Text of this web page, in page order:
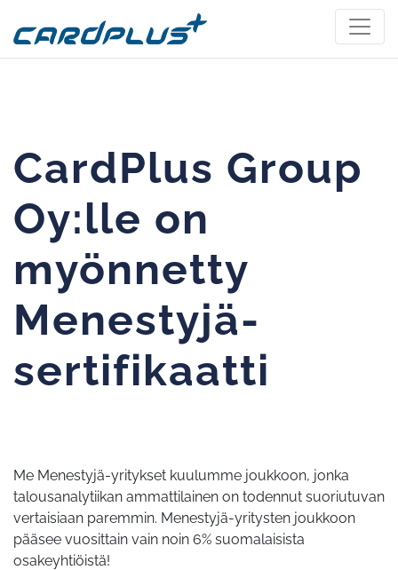
CardPlus Group
Oy:lle on
myönnetty
Menestyjä-
sertifikaatti
Me Menestyjä-yritykset kuulumme joukkoon, jonka
talousanalytiikan ammattilainen on todennut suoriutuvan
vertaisiaan paremmin. Menestyjä-yritysten joukkoon
pääsee vuosittain vain noin 6% suomalaisista
osakeyhtiöistä!